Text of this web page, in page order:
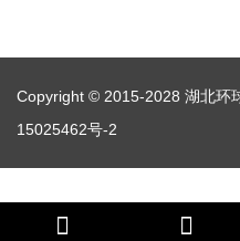
Copyright © 2015-2028 湖北环
15025462号-2